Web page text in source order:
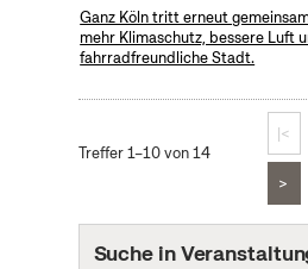
Ganz Köln tritt erneut
mehr Klimaschutz, bessere Luft
fahrradfreundliche Stadt.
Treffer 1–10 von 14
|<
>
Suche in